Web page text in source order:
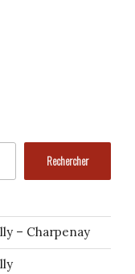
Rechercher
– Charpenay